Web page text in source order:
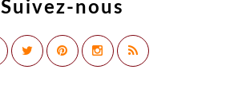
Suivez-nous